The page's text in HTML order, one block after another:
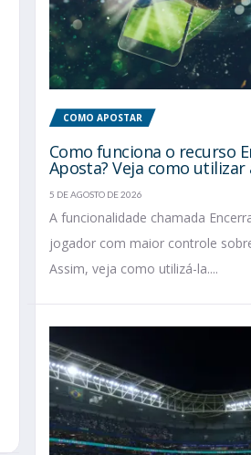
COMO APOSTAR
Como funciona o recurso
Aposta? Veja como
5 DE AGOSTO DE 2026
A funcionalidade chamada
jogador com maior controle
Assim, veja como utilizá-la....